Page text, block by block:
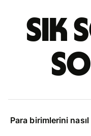
Sık
Para birimlerini